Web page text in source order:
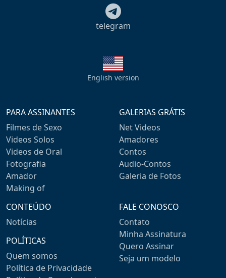
telegram
English version
PARA ASSINANTES
Filmes de Sexo
Videos Solos
Videos de Oral
Fotografia
Amador
Making of
GALERIAS GRÁTIS
Net Videos
Amadores
Contos
Audio-Contos
Galeria de Fotos
CONTEÚDO
Notícias
POLÍTICAS
Quem somos
Política de Privacidade
FALE CONOSCO
Contato
Minha Assinatura
Quero Assinar
Seja um modelo